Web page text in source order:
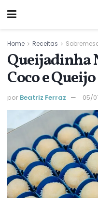
Home Receitas
Queijadinha
Coco e
do São João
Mesa de
por Beatriz Ferraz 05/